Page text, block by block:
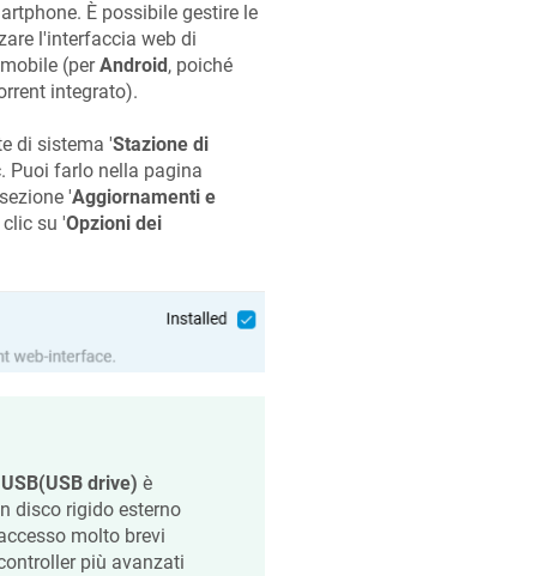
È possibile gestire le
l'interfaccia web di
(perAndroid, poiché
integrato).
di sistema 'Stazione di
. Puoi farlo nella pagina
'Aggiornamenti e
su 'Opzioni dei
drive) è
disco rigido esterno
molto brevi
più avanzati